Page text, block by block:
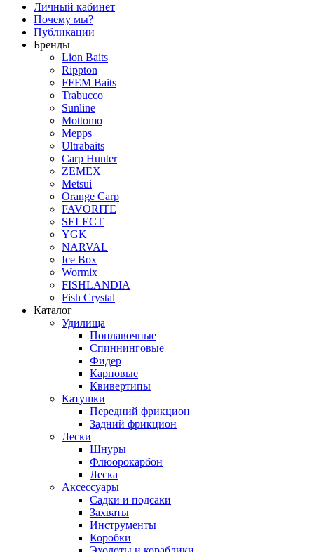
Личный кабинет
Почему мы?
Публикации
Бренды
Lion Baits
Rippton
FFEM Baits
Trabucco
Sunline
Mottomo
Mepps
Ultrabaits
Carp Hunter
ZEMEX
Metsui
Orange Carp
FAVORITE
SELECT
YGK
NARVAL
Ice Box
Wormix
FISHLANDIA
Fish Crystal
Каталог
Удилища
Поплавочные
Спиннинговые
Фидер
Карповые
Квивертипы
Катушки
Передний фрикцион
Задний фрикцион
Лески
Шнуры
Флюорокарбон
Леска
Аксессуары
Садки и подсаки
Захваты
Инструменты
Коробки